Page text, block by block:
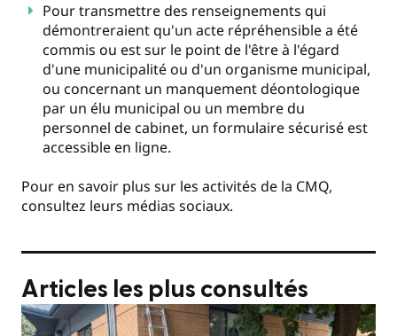
Pour transmettre des renseignements qui
démontreraient qu'un acte répréhensible a été
commis ou est sur le point de l'être à l'égard
d'une municipalité ou d'un organisme municipal,
ou concernant un manquement déontologique
par un élu municipal ou un membre du
personnel de cabinet, un formulaire sécurisé est
accessible en ligne.
Pour en savoir plus sur les activités de la CMQ,
consultez leurs médias sociaux.
Articles les plus consultés